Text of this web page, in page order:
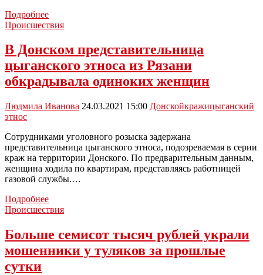
ПодробнееВ
Богородицке
раскрыли
три
кражи
с
дачных
Происшествия
В Донском представительница
цыганского этноса из Рязани
обкрадывала одиноких женщин
Людмила Иванова 24.03.2021 15:00 Донскойкражицыганский
этнос
Сотрудниками уголовного розыска задержана
представительница цыганского этноса, подозреваемая в серии
краж на территории Донского. По предварительным данным,
женщина ходила по квартирам, представляясь работницей
газовой службы.…
ПодробнееВ
Донском
этноса
из
Происшествия
Больше семисот тысяч рублей украли
мошенники у туляков за прошлые
сутки